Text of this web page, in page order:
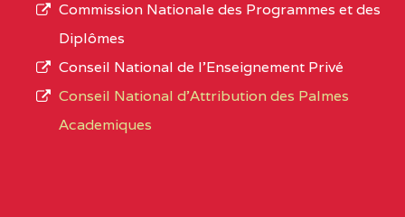
DE L'EXCELLENCE BP
CENTRE
COLLEGE PRIVE
L’offre
d’éducation
de
Commission Nationale des Programmes et des
Diplômes
Conseil National de l’Enseignement Privé
Conseil National d'Attribution des Palmes
Academiques